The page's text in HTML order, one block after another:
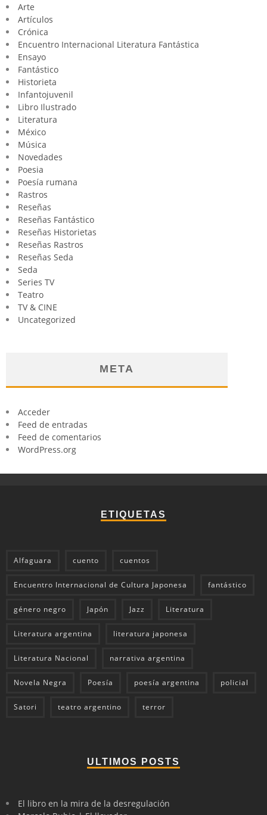
Arte
Artículos
Crónica
Encuentro Internacional Literatura Fantástica
Ensayo
Fantástico
Historieta
Infantojuvenil
Libro Ilustrado
Literatura
México
Música
Novedades
Poesia
Poesía rumana
Rastros
Reseñas
Reseñas Fantástico
Reseñas Historietas
Reseñas Rastros
Reseñas Seda
Seda
Series TV
Teatro
TV & CINE
Uncategorized
META
Acceder
Feed de entradas
Feed de comentarios
WordPress.org
ETIQUETAS
Alfaguara cuento cuentos
Encuentro Internacional de Cultura Japonesa fantástico
género negro Japón Jazz Literatura
Literatura argentina literatura japonesa
Literatura Nacional narrativa argentina
Novela Negra Poesía poesía argentina policial
Satori teatro argentino terror
ULTIMOS POSTS
El libro en la mira de la desregulación